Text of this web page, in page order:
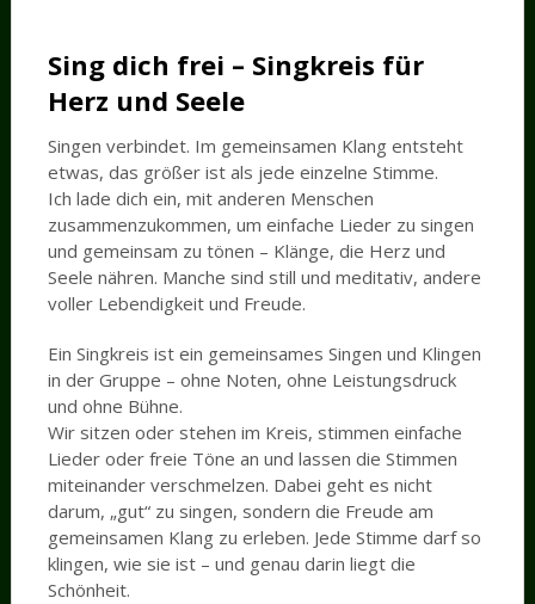
Sing dich frei – Singkreis für
Herz und Seele
Singen verbindet. Im gemeinsamen Klang entsteht
etwas, das größer ist als jede einzelne Stimme.
Ich lade dich ein, mit anderen Menschen
zusammenzukommen, um einfache Lieder zu singen
und gemeinsam zu tönen – Klänge, die Herz und
Seele nähren. Manche sind still und meditativ, andere
voller Lebendigkeit und Freude.
Ein Singkreis ist ein gemeinsames Singen und Klingen
in der Gruppe – ohne Noten, ohne Leistungsdruck
und ohne Bühne.
Wir sitzen oder stehen im Kreis, stimmen einfache
Lieder oder freie Töne an und lassen die Stimmen
miteinander verschmelzen. Dabei geht es nicht
darum, „gut“ zu singen, sondern die Freude am
gemeinsamen Klang zu erleben. Jede Stimme darf so
klingen, wie sie ist – und genau darin liegt die
Schönheit.